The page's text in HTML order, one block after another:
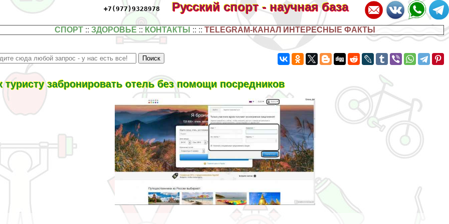
+7(977)9328978 Русский спорт - научная база
СПОРТ ::ЗДОРОВЬЕ :: КОНТАКТЫ :: ::TELEGRAM-КАНАЛ ИНТЕРЕСНЫЕ ФАКТЫ
туристу забронировать отель без помощи посредников